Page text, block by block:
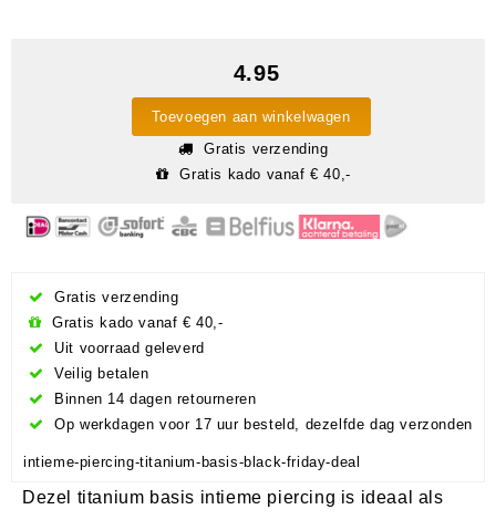
4.95
Toevoegen aan winkelwagen
Gratis verzending
Gratis kado vanaf € 40,-
Gratis verzending
Gratis kado vanaf € 40,-
Uit voorraad geleverd
Veilig betalen
Binnen 14 dagen retourneren
Op werkdagen voor 17 uur besteld, dezelfde dag verzonden
intieme-piercing-titanium-basis-black-friday-deal
Dezel titanium basis intieme piercing is ideaal als